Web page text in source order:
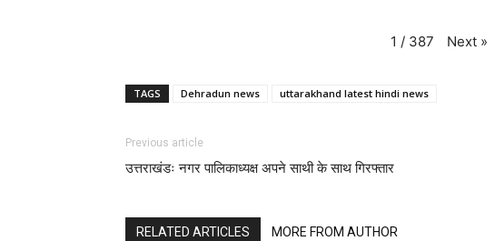
1 / 387 Next »
TAGS Dehradun news uttarakhand latest hindi news
Previous article
उत्तराखंडः नगर पालिकाध्यक्ष अपने साथी के साथ गिरफ्तार
RELATED ARTICLES MORE FROM AUTHOR